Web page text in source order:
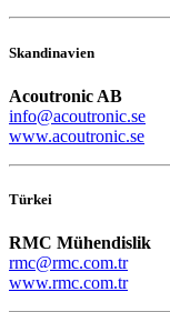
Skandinavien
Acoutronic AB
info@acoutronic.se
www.acoutronic.se
Türkei
RMC Mühendislik
rmc@rmc.com.tr
www.rmc.com.tr